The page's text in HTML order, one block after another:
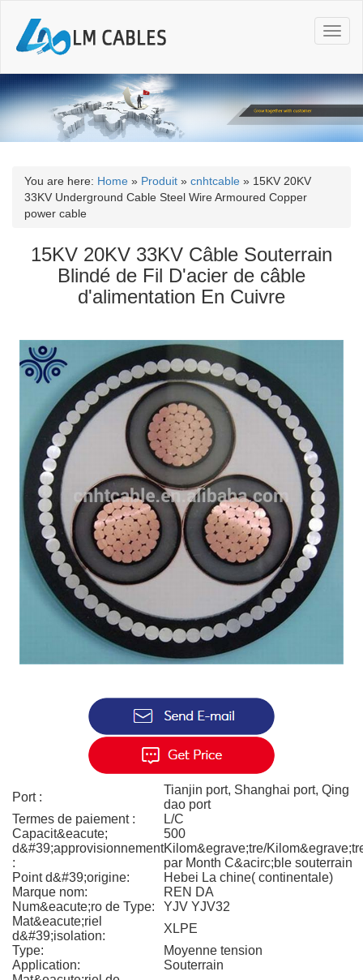
T
o
g
l
n
a
You are here: Home » Produit » cnhtcable » 15KV 20KV
33KV Underground Cable Steel Wire Armoured Copper
power cable
15KV 20KV 33KV Câble Souterrain
Blindé de Fil D'acier de câble
d'alimentation En Cuivre
Port :
Tianjin port, Shanghai port, Qing
dao port
Termes de paiement :
L/C
Capacit&eacute;
d&#39;approvisionnement
:
500
Kilom&egrave;tre/
par Month C&acirc;ble souterrain
Point d&#39;origine:
Hebei La chine( continentale)
Marque nom:
REN DA
Num&eacute;ro de Type:
YJV YJV32
Mat&eacute;riel
d&#39;isolation:
XLPE
Type:
Moyenne tension
Application:
Souterrain